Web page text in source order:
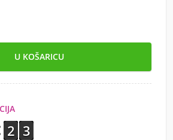
1
1
2
2 4
3
3